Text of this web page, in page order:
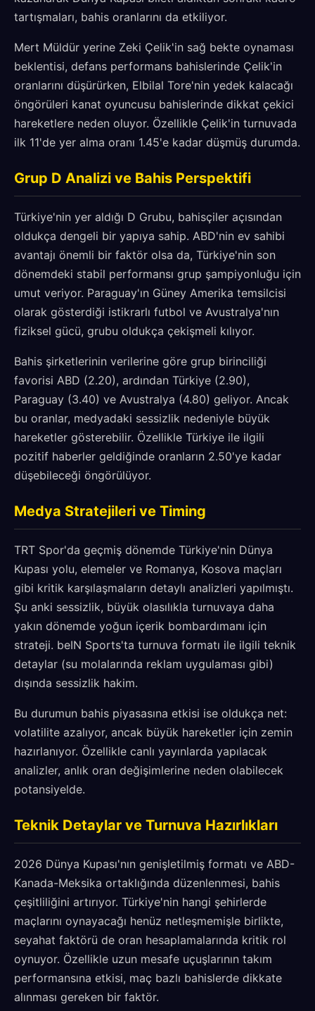
tartışmaları, bahis oranlarını da etkiliyor.
Mert Müldür yerine Zeki Çelik'in sağ bekte oynaması
beklentisi, defans performans bahislerinde Çelik'in
oranlarını düşürürken, Elbilal Tore'nin yedek kalacağı
öngörüleri kanat oyuncusu bahislerinde dikkat çekici
hareketlere neden oluyor. Özellikle Çelik'in turnuvada
ilk 11'de yer alma oranı 1.45'e kadar düşmüş durumda.
Grup D Analizi ve Bahis Perspektifi
Türkiye'nin yer aldığı D Grubu, bahisçiler açısından
oldukça dengeli bir yapıya sahip. ABD'nin ev sahibi
avantajı önemli bir faktör olsa da, Türkiye'nin son
dönemdeki stabil performansı grup şampiyonluğu için
umut veriyor. Paraguay'ın Güney Amerika temsilcisi
olarak gösterdiği istikrarlı futbol ve Avustralya'nın
fiziksel gücü, grubu oldukça çekişmeli kılıyor.
Bahis şirketlerinin verilerine göre grup birinciliği
favorisi ABD (2.20), ardından Türkiye (2.90),
Paraguay (3.40) ve Avustralya (4.80) geliyor. Ancak
bu oranlar, medyadaki sessizlik nedeniyle büyük
hareketler gösterebilir. Özellikle Türkiye ile ilgili
pozitif haberler geldiğinde oranların 2.50'ye kadar
düşebileceği öngörülüyor.
Medya Stratejileri ve Timing
TRT Spor'da geçmiş dönemde Türkiye'nin Dünya
Kupası yolu, elemeler ve Romanya, Kosova maçları
gibi kritik karşılaşmaların detaylı analizleri yapılmıştı.
Şu anki sessizlik, büyük olasılıkla turnuvaya daha
yakın dönemde yoğun içerik bombardımanı için
strateji. beIN Sports'ta turnuva formatı ile ilgili teknik
detaylar (su molalarında reklam uygulaması gibi)
dışında sessizlik hakim.
Bu durumun bahis piyasasına etkisi ise oldukça net:
volatilite azalıyor, ancak büyük hareketler için zemin
hazırlanıyor. Özellikle canlı yayınlarda yapılacak
analizler, anlık oran değişimlerine neden olabilecek
potansiyelde.
Teknik Detaylar ve Turnuva Hazırlıkları
2026 Dünya Kupası'nın genişletilmiş formatı ve ABD-
Kanada-Meksika ortaklığında düzenlenmesi, bahis
çeşitliliğini artırıyor. Türkiye'nin hangi şehirlerde
maçlarını oynayacağı henüz netleşmemişle birlikte,
seyahat faktörü de oran hesaplamalarında kritik rol
oynuyor. Özellikle uzun mesafe uçuşlarının takım
performansına etkisi, maç bazlı bahislerde dikkate
alınması gereken bir faktör.